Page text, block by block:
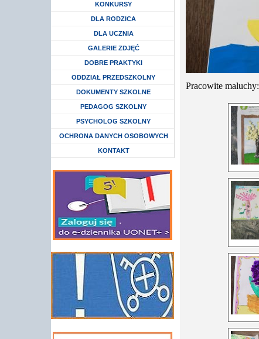
Rozwiń menu
KONKURSY
Rozwiń menu
DLA RODZICA
Rozwiń menu
DLA UCZNIA
GALERIE ZDJĘĆ
DOBRE PRAKTYKI
Rozwiń menu
ODDZIAŁ PRZEDSZKOLNY
DOKUMENTY SZKOLNE
Rozwiń menu
PEDAGOG SZKOLNY
Rozwiń menu
PSYCHOLOG SZKOLNY
Rozwiń menu
OCHRONA DANYCH OSOBOWYCH
KONTAKT
Pracowite maluchy: